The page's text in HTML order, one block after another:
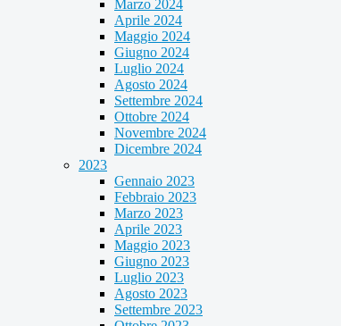
Marzo 2024
Aprile 2024
Maggio 2024
Giugno 2024
Luglio 2024
Agosto 2024
Settembre 2024
Ottobre 2024
Novembre 2024
Dicembre 2024
2023
Gennaio 2023
Febbraio 2023
Marzo 2023
Aprile 2023
Maggio 2023
Giugno 2023
Luglio 2023
Agosto 2023
Settembre 2023